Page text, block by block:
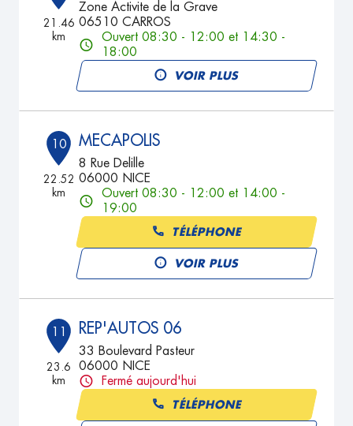
21.46
km
Zone Activite de la Grave
06510 CARROS
Ouvert 08:30 - 12:00 et 14:30 -
18:00
VOIR PLUS
10
22.52
km
MECAPOLIS
8 Rue Delille
06000 NICE
Ouvert 08:30 - 12:00 et 14:00 -
19:00
TÉLÉPHONE
VOIR PLUS
11
23.6
km
REP'AUTOS 06
33 Boulevard Pasteur
06000 NICE
Fermé aujourd'hui
TÉLÉPHONE